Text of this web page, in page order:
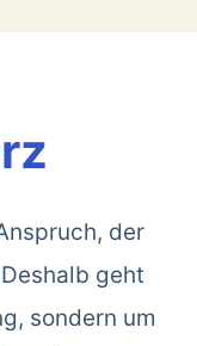
der
geht
sondern um